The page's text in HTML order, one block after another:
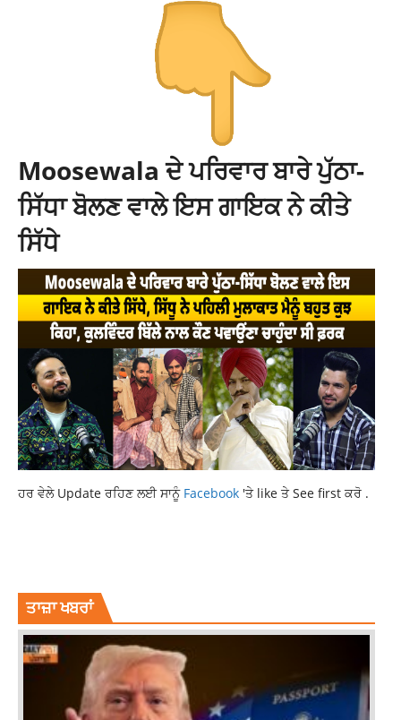
Moosewala ਦੇ ਪਰਿਵਾਰ ਬਾਰੇ ਪੁੱਠਾ-
ਸਿੱਧਾ ਬੋਲਣ ਵਾਲੇ ਇਸ ਗਾਇਕ ਨੇ ਕੀਤੇ
ਸਿੱਧੇ
ਹਰ ਵੇਲੇ Update ਰਹਿਣ ਲਈ ਸਾਨੂੰ Facebook 'ਤੇ like ਤੇ See first ਕਰੋ .
ਤਾਜ਼ਾ ਖਬਰਾਂ